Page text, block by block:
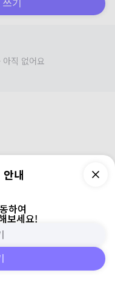
기
직 없어요
로그인
내
하여
보세요!